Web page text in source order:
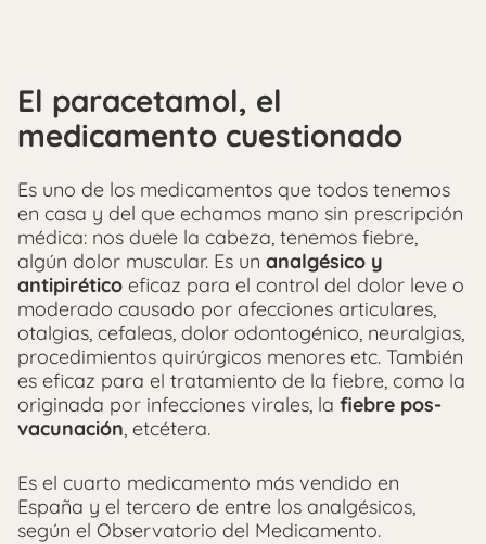
El paracetamol, el
medicamento cuestionado
Es uno de los medicamentos que todos tenemos
en casa y del que echamos mano sin prescripción
médica: nos duele la cabeza, tenemos fiebre,
algún dolor muscular. Es un analgésico y
antipirético eficaz para el control del dolor leve o
moderado causado por afecciones articulares,
otalgias, cefaleas, dolor odon­to­génico, neuralgias,
procedimientos quirúrgicos menores etc. También
es eficaz para el tratamiento de la fiebre, co­mo la
originada por infecciones virales, la fiebre pos­
vacunación, etcétera.
Es el cuarto medicamento más vendido en
España y el tercero de entre los analgésicos,
según el Observatorio del Medicamento.